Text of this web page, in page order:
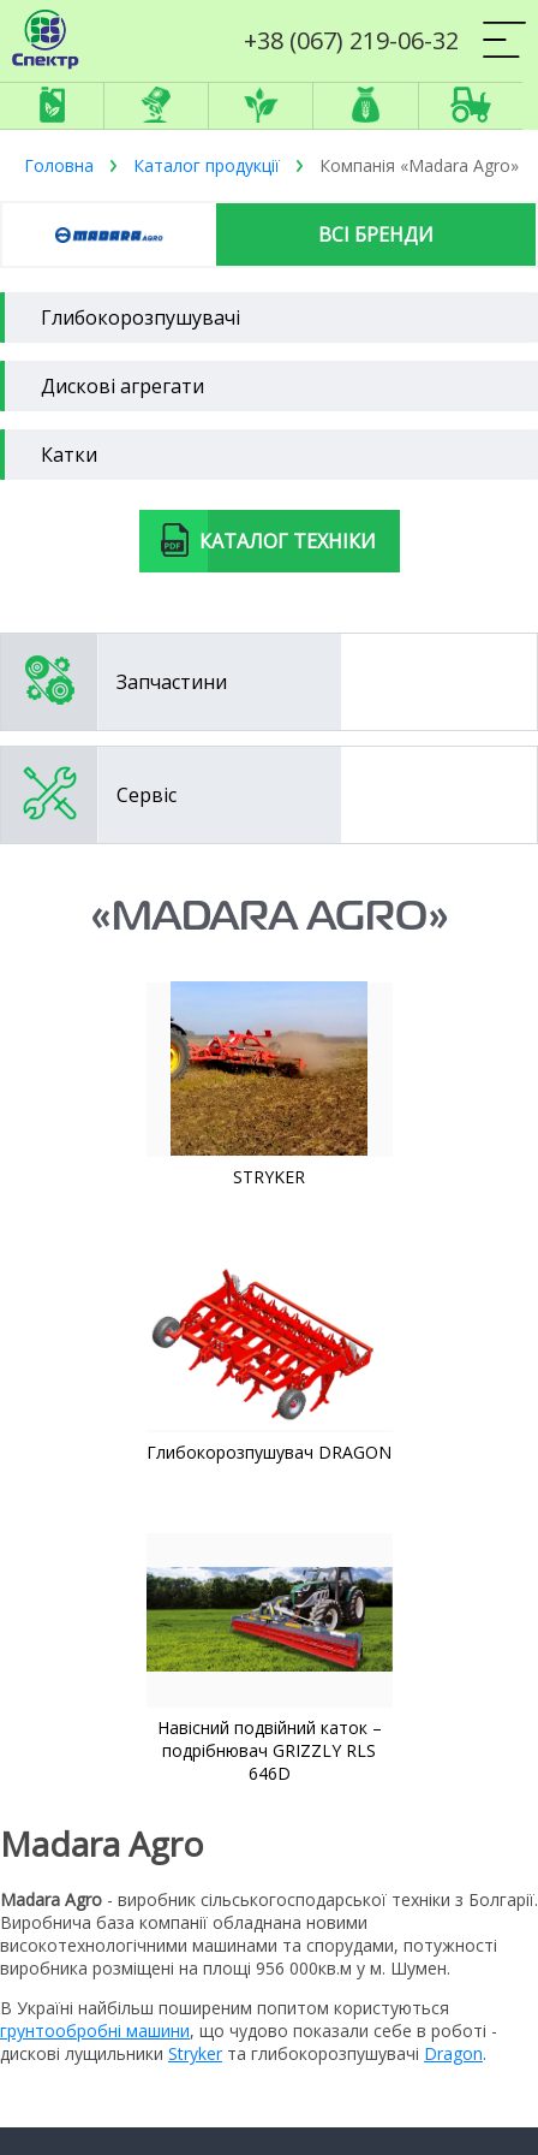
+38 (067) 219-06-32
Головна Каталог продукції Компанія «Madara Agro»
ВСІ БРЕНДИ
Глибокорозпушувачі
Дискові агрегати
Катки
КАТАЛОГ ТЕХНIКИ
Запчастини
Сервіс
«MADARA AGRO»
STRYKER
Глибокорозпушувач DRAGON
Навісний подвійний каток –
подрібнювач GRIZZLY RLS
646D
Madara Agro
Madara Agro - виробник сільськогосподарської техніки з Болгарії.
Виробнича база компанії обладнана новими
високотехнологічними машинами та спорудами, потужності
виробника розміщені на площі 956 000кв.м у м. Шумен.
В Україні найбільш поширеним попитом користуються
грунтообробні машини, що чудово показали себе в роботі -
дискові лущильники Strykerта глибокорозпушувачі Dragon.